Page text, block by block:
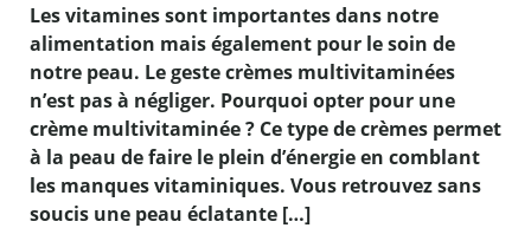
Les vitamines sont importantes dans notre
alimentation mais également pour le soin de
notre peau. Le geste crèmes multivitaminées
n’est pas à négliger. Pourquoi opter pour une
crème multivitaminée ? Ce type de crèmes permet
à la peau de faire le plein d’énergie en comblant
les manques vitaminiques. Vous retrouvez sans
soucis une peau éclatante […]